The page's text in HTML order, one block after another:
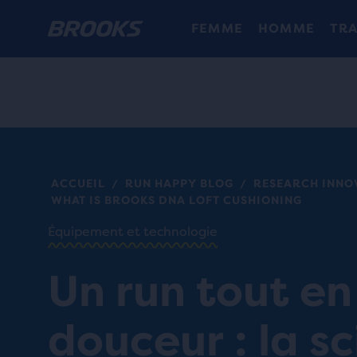
FEMME HOMME
ACCUEIL / RUN HAPPY BLOG / RESEARCH
WHAT IS BROOKS DNA LOFT CUSHIONING
Équipement et technologie
Un run tout en
douceur : la